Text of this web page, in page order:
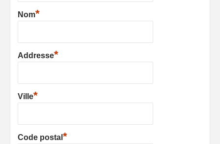
Nom*
Addresse*
Ville*
Code postal *